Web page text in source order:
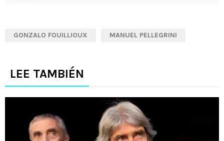
GONZALO FOUILLIOUX MANUEL PELLEGRINI
LEE TAMBIÉN